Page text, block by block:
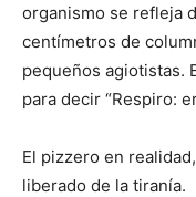
organismo se refleja
centímetros de
pequeños agiotistas.
para decir “Respiro:
El pizzero en
liberado de la tiranía.